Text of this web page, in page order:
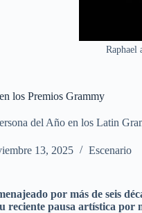
Raphael
los Premios Grammy
del Año en los Latin
13, 2025 Escenario
por más de seis
reciente pausa artística por